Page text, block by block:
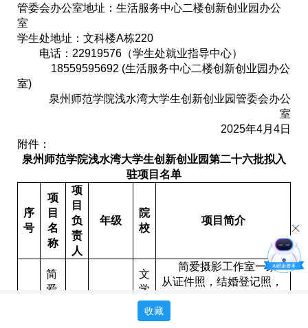
管委会办公室地址：生活服务中心二楼创新创业园 办公
室
学生处地址：文科楼A栋220
电话： 22919576（学生处就业指导中心）
18559595692 (生活服务中心二楼创新创业园 办公
室)
泉州师范学院浅水湾大学生创新创业园管委会办公
室
2025年4月 4日
附件：
泉州师范学院浅水湾大学生创新创业园第二十六批拟入
驻项目 名单
序
号
项
目
名
称
项
目
负
责
人
年级
院
校
项目简介
简
爱
文
学
与
传
简爱摄影工作室一家
从证件照，结婚登记照，
日照等大众基础产品切入
收藏